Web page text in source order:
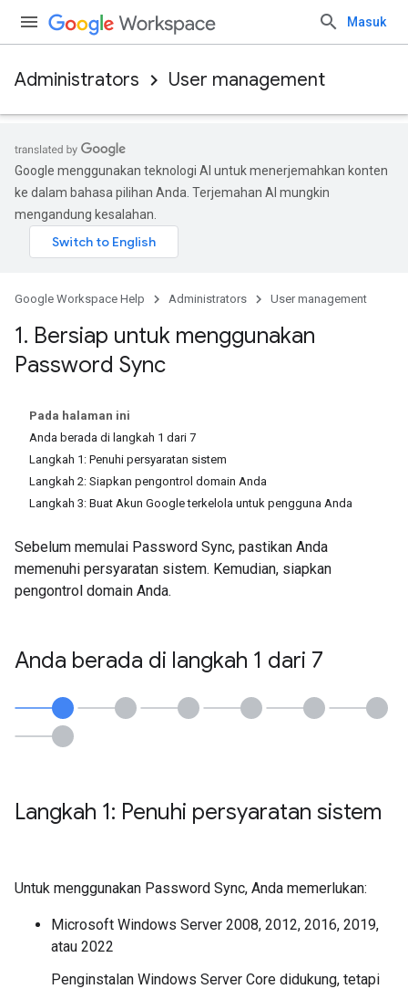
Masuk
Administrators User management
Google menggunakan teknologi AI untuk menerjemahkan konten
ke dalam bahasa pilihan Anda. Terjemahan AI mungkin
mengandung kesalahan.
Google Workspace Help Administrators User management
1. Bersiap untuk menggunakan
Password Sync
Pada halaman ini
Anda berada di langkah 1 dari 7
Langkah 1: Penuhi persyaratan sistem
Langkah 2: Siapkan pengontrol domain Anda
Langkah 3: Buat Akun Google terkelola untuk pengguna Anda
Sebelum memulai Password Sync, pastikan Anda
memenuhi persyaratan sistem. Kemudian, siapkan
pengontrol domain Anda.
Anda berada di langkah 1 dari 7
Langkah 1: Penuhi persyaratan sistem
Untuk menggunakan Password Sync, Anda memerlukan:
Microsoft Windows Server 2008, 2012, 2016, 2019,
atau 2022
Penginstalan Windows Server Core didukung, tetapi